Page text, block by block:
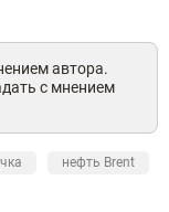
автора.
с мнением
нефть Brent